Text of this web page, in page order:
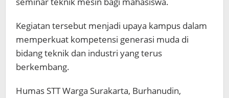
Kegiatan tersebut menjadi upaya kampus dalam
memperkuat kompetensi generasi muda di
bidang teknik dan industri yang terus
berkembang.
Humas STT Warga Surakarta, Burhanudin,